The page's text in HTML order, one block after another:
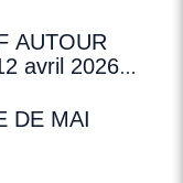
AUTOUR
avril 2026 à
DE MAI